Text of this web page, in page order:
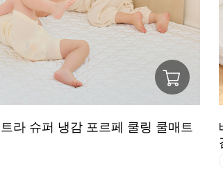
라 슈퍼 냉감 포르페 쿨링 쿨매트